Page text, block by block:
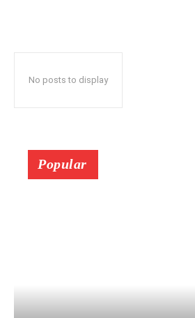
No posts to display
Popular